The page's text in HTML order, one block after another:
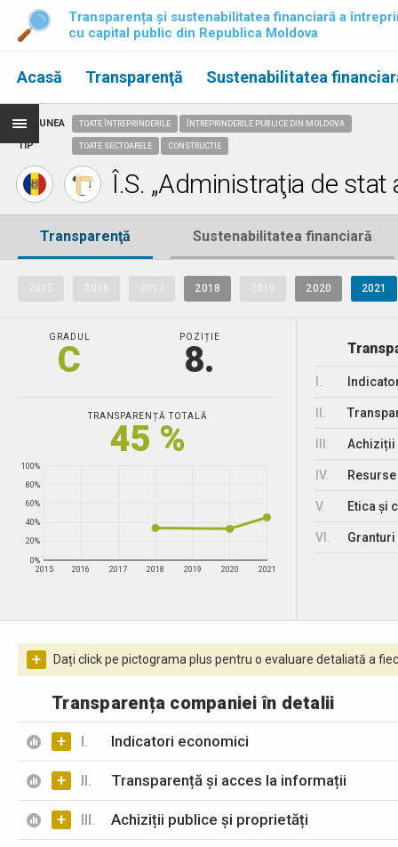
Transparența și sustenabilitatea financiară a
cu capital public din Republica Moldova
Acasă Transparenţă Sustenabilitatea
REGIUNEA
TIP
TOATE ÎNTREPRINDERILE ÎNTREPRINDERILE PUBLICE DIN MOLDOVA
TOATE SECTOARELE CONSTRUCTIE
Î.S. „Administraţia de stat
Transparenţă Sustenabilitatea financiară
2018 2020 2021
GRADUL
C
POZIȚIE
8.
TRANSPARENȚĂ TOTALĂ
45 %
2015 2016 2017 2018 2019 2020 2021
0%
20%
40%
60%
80%
100%
Achiziții
IV.
V. Etica și
VI.
+ Dați click pe pictograma plus pentru o evaluare detaliată a
Transparența companiei în detalii
+ I. Indicatori economici
+ II. Transparență și acces la informații
+ III. Achiziții publice și proprietăți